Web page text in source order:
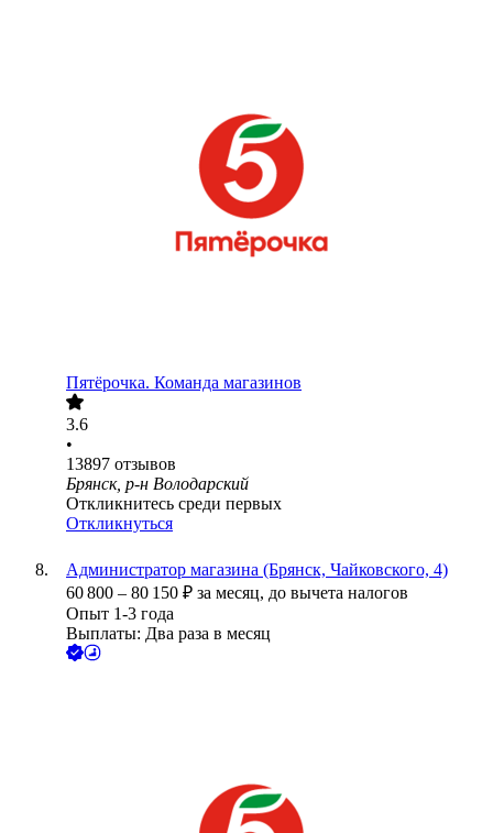
Пятёрочка. Команда магазинов
3.6
•
13897 отзывов
Брянск, р-н Володарский
Откликнитесь среди первых
Откликнуться
Администратор магазина (Брянск, Чайковского, 4)
60 800 – 80 150 ₽ за месяц, до вычета налогов
Опыт 1-3 года
Выплаты: Два раза в месяц